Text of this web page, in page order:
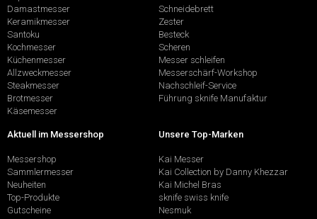
Damastmesser
Keramikmesser
Santoku
Kochmesser
Küchenmesser
Allzweckmesser
Steakmesser
Brotmesser
Käsemesser
Schneidebrett
Zester
Besteck
Scheren
Messer schleifen
Messerschärf-Workshop
Nachschleif-Service
Führung sknife Manufaktur
Aktuell im Messershop
Messershop
Sammlermesser
Neuheiten
Top-Produkte
Gutscheine
Unsere Top-Marken
Kai Messer
Kai Collection by Danny Khezzar
Kai Michel Bras
sknife swiss knife
Nesmuk